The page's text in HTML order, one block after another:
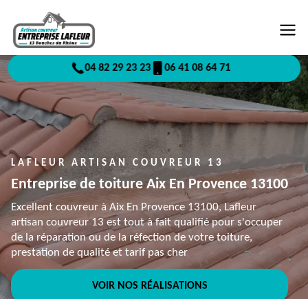
04 82 29 23 23 06 41 08 64 71
LAFLEUR ARTISAN COUVREUR 13
Entreprise de toiture Aix En Provence 13100
Excellent couvreur à Aix En Provence 13100, Lafleur
artisan couvreur 13 est tout à fait qualifié pour s'occuper
de la réparation ou de la réfection de votre toiture,
prestation de qualité et tarif pas cher
VOIR NOS RÉALISATIONS